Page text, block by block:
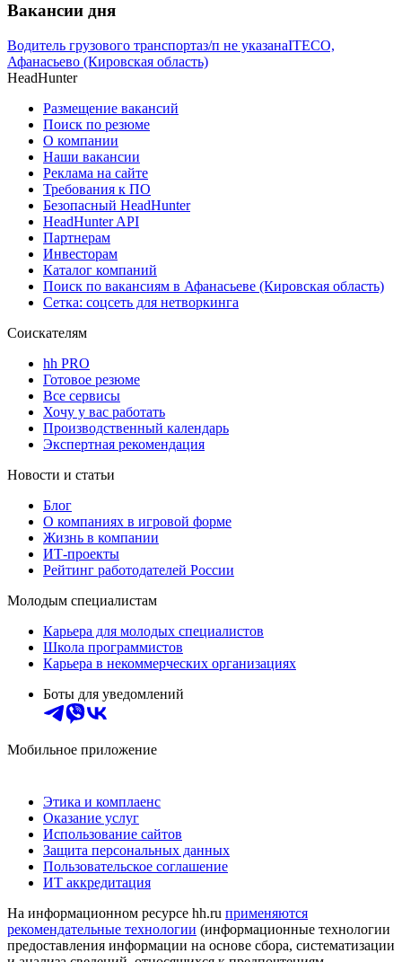
Вакансии дня
Водитель грузового транспортаз/п не указанаITECO,
Афанасьево (Кировская область)
HeadHunter
Размещение вакансий
Поиск по резюме
О компании
Наши вакансии
Реклама на сайте
Требования к ПО
Безопасный HeadHunter
HeadHunter API
Партнерам
Инвесторам
Каталог компаний
Поиск по вакансиям в Афанасьеве (Кировская область)
Сетка: соцсеть для нетворкинга
Соискателям
hh PRO
Готовое резюме
Все сервисы
Хочу у вас работать
Производственный календарь
Экспертная рекомендация
Новости и статьи
Блог
О компаниях в игровой форме
Жизнь в компании
ИТ-проекты
Рейтинг работодателей России
Молодым специалистам
Карьера для молодых специалистов
Школа программистов
Карьера в некоммерческих организациях
Боты для уведомлений
Мобильное приложение
Этика и комплаенс
Оказание услуг
Использование сайтов
Защита персональных данных
Пользовательское соглашение
ИТ аккредитация
На информационном ресурсе hh.ru применяются
рекомендательные технологии (информационные технологии
предоставления информации на основе сбора, систематизации